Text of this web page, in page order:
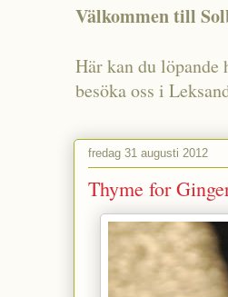
Välkommen till
Här kan du
besöka oss i
fredag 31 augusti 2012
Thyme for